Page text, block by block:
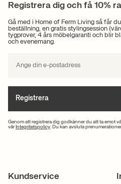
Registrera dig och få 10%
Gå med i Home of Ferm Living så får
beställning, en gratis stylingsession
tygprover, 4 års möbelgaranti och blir
och evenemang.
Genom att registrera dig godkänner du att ta emot
vår Integritetspolicy . Du kan avsluta
Registrera
Kundservice